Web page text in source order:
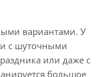
вариантами. У
с шуточными
или даже с
большое